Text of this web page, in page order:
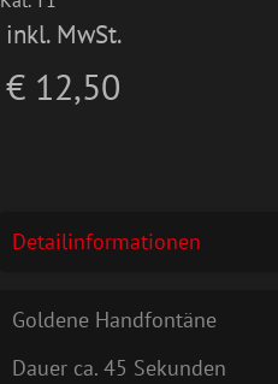
inkl. MwSt.
€ 12,50
Detailinformationen
Goldene Handfontäne
Dauer ca. 45 Sekunden